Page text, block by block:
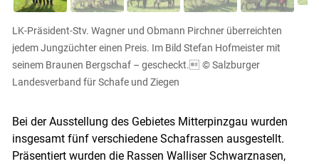
Skip to main content
LK-Präsident-Stv. Wagner und Obmann Pirchner überreichten
jedem Jungzüchter einen Preis. Im Bild Stefan Hofmeister mit
seinem Braunen Bergschaf – gescheckt. © Salzburger
Landesverband für Schafe und Ziegen
Bei der Ausstellung des Gebietes Mitterpinzgau wurden
insgesamt fünf verschiedene Schafrassen ausgestellt.
Präsentiert wurden die Rassen Walliser Schwarznasen,